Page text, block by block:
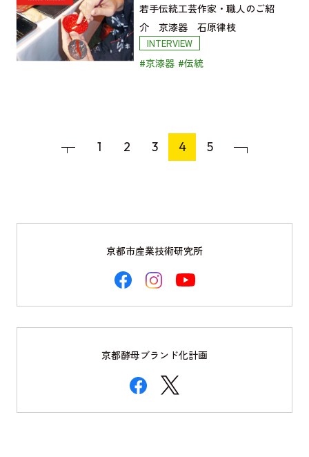
む
を
読
む
木
康
の
紹
介
京
焼・
読
む
家・
職
人
村
手
伝
統
工
石
原
若手伝統工芸作家・職人のご紹
介 京漆器 石原律枝
INTERVIEW
#京漆器 #伝統
1 2 3 4 5
京都市産業技術研究所
京都酵母ブランド化計画